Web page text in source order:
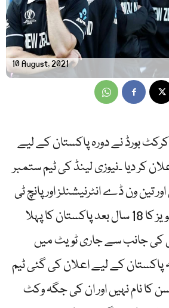
10 August, 2021
بورڈ نے دورہ پاکستان کے لیے
کا اعلان کر دیا ۔نیوزی لینڈ کی ٹیم ستمبر
تین ون ڈے انٹرنیشنلز اور پانچ ٹی
20 کھیلے گی۔ یہ کیویز کا 18 سال بعد پاکستان کا پہلا
کی جانب سے جاری ٹویٹ میں
کے لیے اعلان کی گئی ٹیم
کا نام نہیں اور ان کی جگہ وکٹ